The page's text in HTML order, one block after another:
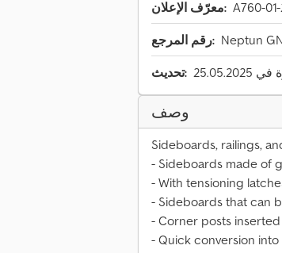
معرّف الإعلان: A760-
رقم المرجع: Neptun
تحديث:
وصف
Sideboards, railings,
- Sideboards made of
- With tensioning
- Sideboards that can
- Corner posts inserted
- Quick conversion